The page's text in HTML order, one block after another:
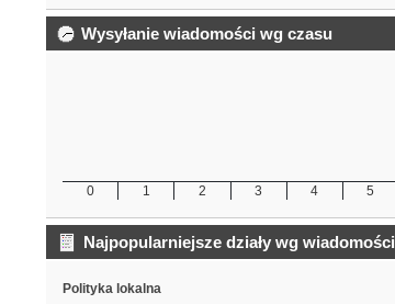
Wysyłanie wiadomości wg czasu
0 1 2 3 4 5
Najpopularniejsze działy wg wiadomości
Polityka lokalna